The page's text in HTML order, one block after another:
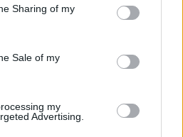
Sharing of my
Sale of my
my
Advertising.